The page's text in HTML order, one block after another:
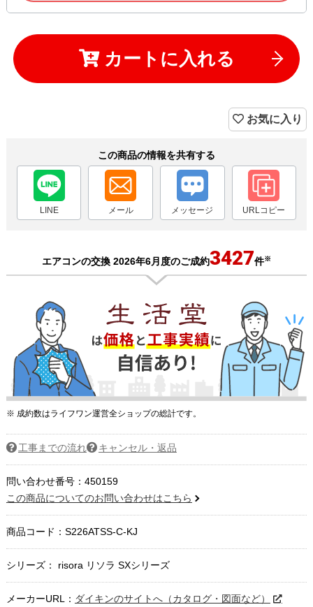
カートに入れる
お気に入り
この商品の情報を共有する
LINE メール メッセージ URLコピー
エアコンの交換 2026年6月度のご成約3427件※
※ 成約数はライフワン運営全ショップの総計です。
工事までの流れ キャンセル・返品
問い合わせ番号：450159
この商品についてのお問い合わせはこちら
商品コード： S226ATSS-C-KJ
シリーズ： risora リソラ SXシリーズ
メーカーURL： ダイキンのサイトへ（カタログ・図面など）